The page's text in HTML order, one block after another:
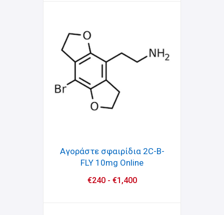
Αγοράστε σφαιρίδια 2C-B-
FLY 10mg Online
€240- €1,400